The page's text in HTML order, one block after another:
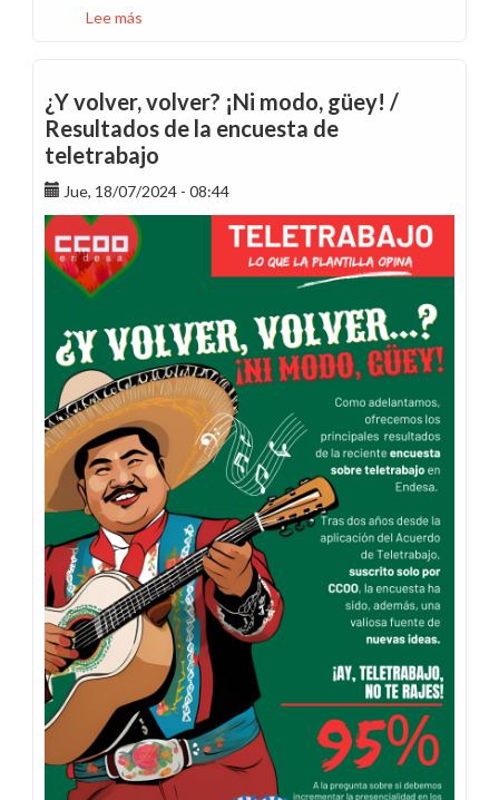
Lee más
nuevo
procedimiento
de
objetivos
en
el
¿Y volver, volver? ¡Ni modo, güey! /
Resultados de la encuesta de
teletrabajo
Jue, 18/07/2024 - 08:44